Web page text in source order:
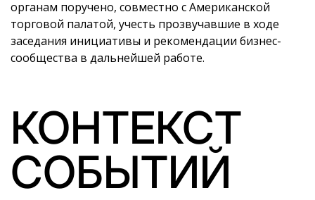
органам поручено, совместно с Американской
торговой палатой, учесть прозвучавшие в ходе
заседания инициативы и рекомендации бизнес-
сообщества в дальнейшей работе.
КОНТЕКСТ
СОБЫТИЙ